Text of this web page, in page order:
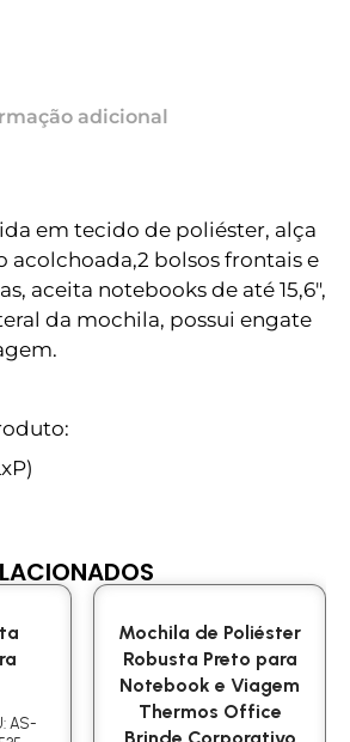
adicional
em tecido de poliéster, alça
acolchoada,2 bolsos frontais e
aceita notebooks de até 15,6″,
da mochila, possui engate
AS-
Mochila de Poliéster
Robusta Preto para
Notebook e Viagem
Thermos Office
Brinde Corporativo